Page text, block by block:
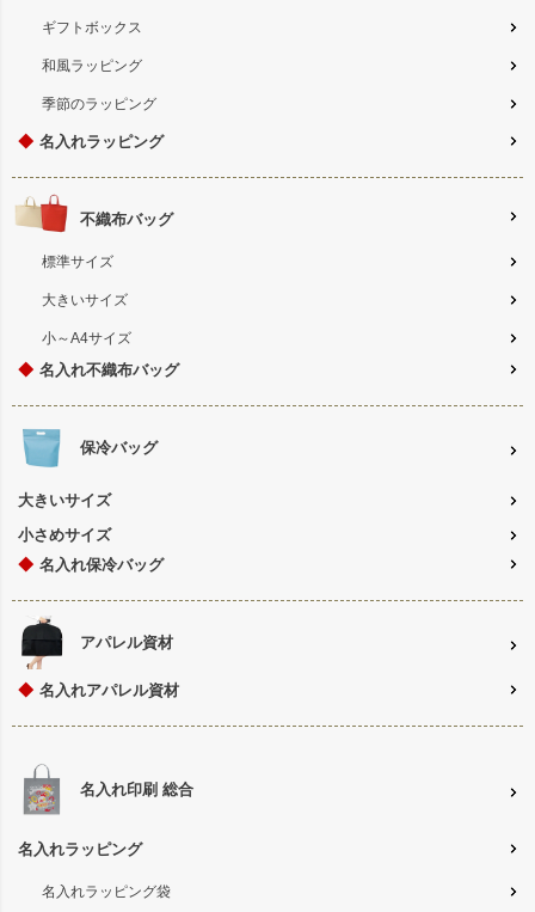
ギフトボックス
和風ラッピング
季節のラッピング
◆ 名入れラッピング
不織布バッグ
標準サイズ
大きいサイズ
小～A4サイズ
◆ 名入れ不織布バッグ
保冷バッグ
大きいサイズ
小さめサイズ
◆ 名入れ保冷バッグ
アパレル資材
◆ 名入れアパレル資材
名入れ印刷 総合
名入れラッピング
名入れラッピング袋